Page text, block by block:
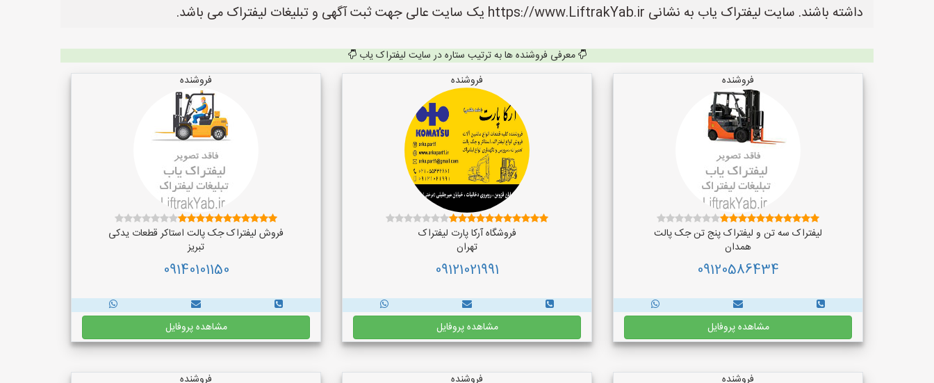
داشته باشند. سایت لیفتراک یاب به نشانی https://www.LiftrakYab.ir یک سایت عالی جهت ثبت آگهی و تبلیغات لیفتراک می باشد.
معرفی فروشنده ها به ترتیب ستاره در سایت لیفتراک یاب
فروشنده
لیفتراک سه تن و لیفتراک پنج تن جک پالت
همدان
09120586434
مشاهده پروفایل
فروشنده
فروشگاه آرکا پارت لیفتراک
تهران
09121021991
مشاهده پروفایل
فروشنده
فروش لیفتراک جک پالت استاکر قطعات یدکی
تبریز
09140101150
مشاهده پروفایل
فروشنده فروشنده فروشنده